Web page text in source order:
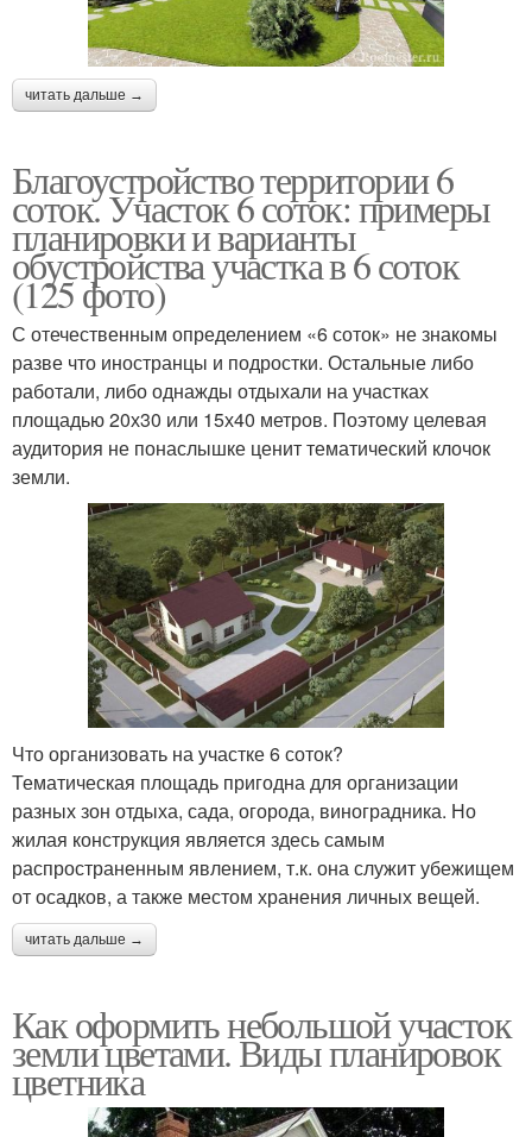
читать дальше →
Благоустройство территории 6
соток. Участок 6 соток: примеры
планировки и варианты
обустройства участка в 6 соток
(125 фото)
С отечественным определением «6 соток» не знакомы
разве что иностранцы и подростки. Остальные либо
работали, либо однажды отдыхали на участках
площадью 20х30 или 15х40 метров. Поэтому целевая
аудитория не понаслышке ценит тематический клочок
земли.
Что организовать на участке 6 соток?
Тематическая площадь пригодна для организации
разных зон отдыха, сада, огорода, виноградника. Но
жилая конструкция является здесь самым
распространенным явлением, т.к. она служит убежищем
от осадков, а также местом хранения личных вещей.
читать дальше →
Как оформить небольшой участок
земли цветами. Виды планировок
цветника